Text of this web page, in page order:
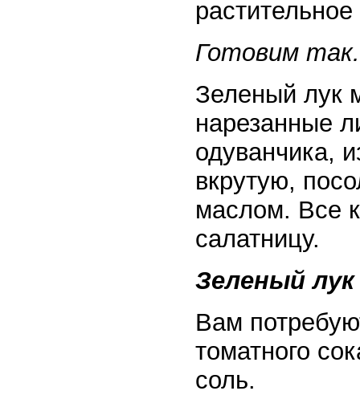
Готовим так.
Зеленый лук
нарезанные
одуванчика,
вкрутую,
маслом. Все
салатницу.
Зеленый
Вам
томатного
соль.